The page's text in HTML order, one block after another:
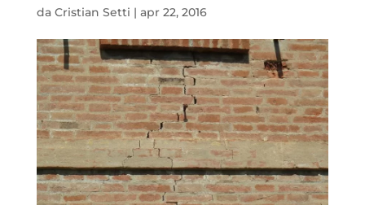
da Cristian Setti | apr 22, 2016